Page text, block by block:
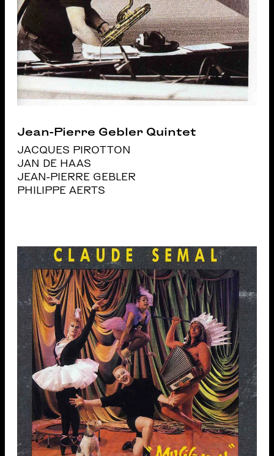
Jean-Pierre Gebler Quintet
JACQUES PIROTTON
JAN DE HAAS
JEAN-PIERRE GEBLER
PHILIPPE AERTS